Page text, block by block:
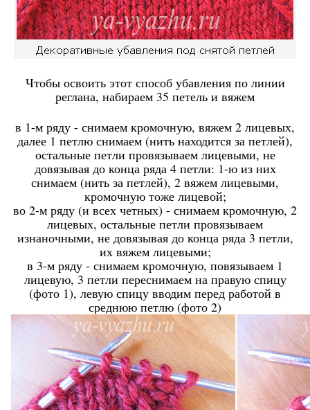
Чтобы освоить этот способ убавления по линии
реглана, набираем 35 петель и вяжем
в 1-м ряду - снимаем кромочную, вяжем 2 лицевых,
далее 1 петлю снимаем (нить находится за петлей),
остальные петли провязываем лицевыми, не
довязывая до конца ряда 4 петли: 1-ю из них
снимаем (нить за петлей), 2 вяжем лицевыми,
кромочную тоже лицевой;
во 2-м ряду (и всех четных) - снимаем кромочную, 2
лицевых, остальные петли провязываем
изнаночными, не довязывая до конца ряда 3 петли,
их вяжем лицевыми;
в 3-м ряду - снимаем кромочную, повязываем 1
лицевую, 3 петли переснимаем на правую спицу
(фото 1), левую спицу вводим перед работой в
среднюю петлю (фото 2)